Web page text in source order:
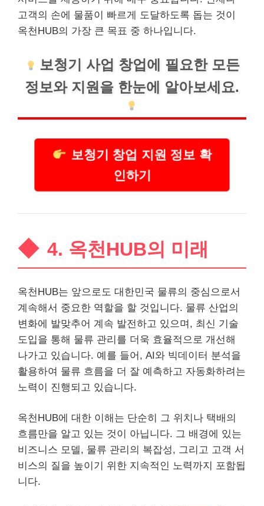
고객의 손에 물품이 빠르게 도달하도록 돕는 것이
옥천HUB의 가장 큰 목표 중 하나입니다.
보청기 사업 창업에 필요한 모든
정보와 지원을 한눈에 알아보세요.
보청기 창업 지원 정보 확
인하기
4. 옥천HUB의 미래
옥천HUB는 앞으로도 대한민국 물류의 중심으로서
계속해서 중요한 역할을 할 것입니다. 물류 산업의
변화에 발맞추어 계속 발전하고 있으며, 최신 기술
도입을 통해 물류 관리를 더욱 효율적으로 개선해
나가고 있습니다. 예를 들어, AI와 빅데이터 분석을
활용하여 물류 흐름을 더 잘 예측하고 자동화하려는
노력이 진행되고 있습니다.
옥천HUB에 대한 이해는 단순히 그 위치나 택배의
흐름만을 알고 있는 것이 아닙니다. 그 배경에 있는
비즈니스 모델, 물류 관리의 복잡성, 그리고 고객 서
비스의 질을 높이기 위한 지속적인 노력까지 포함됩
니다.